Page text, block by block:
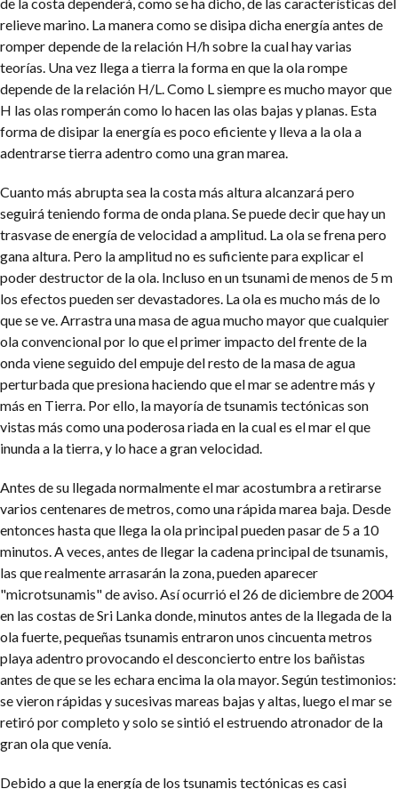
relieve marino. La manera como se disipa dicha energía antes de
romper depende de la relación H/h sobre la cual hay varias
teorías. Una vez llega a tierra la forma en que la ola rompe
depende de la relación H/L. Como L siempre es mucho mayor que
H las olas romperán como lo hacen las olas bajas y planas. Esta
forma de disipar la energía es poco eficiente y lleva a la ola a
adentrarse tierra adentro como una gran marea.
Cuanto más abrupta sea la costa más altura alcanzará pero
seguirá teniendo forma de onda plana. Se puede decir que hay un
trasvase de energía de velocidad a amplitud. La ola se frena pero
gana altura. Pero la amplitud no es suficiente para explicar el
poder destructor de la ola. Incluso en un tsunami de menos de 5 m
los efectos pueden ser devastadores. La ola es mucho más de lo
que se ve. Arrastra una masa de agua mucho mayor que cualquier
ola convencional por lo que el primer impacto del frente de la
onda viene seguido del empuje del resto de la masa de agua
perturbada que presiona haciendo que el mar se adentre más y
más en Tierra. Por ello, la mayoría de tsunamis tectónicas son
vistas más como una poderosa riada en la cual es el mar el que
inunda a la tierra, y lo hace a gran velocidad.
Antes de su llegada normalmente el mar acostumbra a retirarse
varios centenares de metros, como una rápida marea baja. Desde
entonces hasta que llega la ola principal pueden pasar de 5 a 10
minutos. A veces, antes de llegar la cadena principal de tsunamis,
las que realmente arrasarán la zona, pueden aparecer
"microtsunamis" de aviso. Así ocurrió el 26 de diciembre de 2004
en las costas de Sri Lanka donde, minutos antes de la llegada de la
ola fuerte, pequeñas tsunamis entraron unos cincuenta metros
playa adentro provocando el desconcierto entre los bañistas
antes de que se les echara encima la ola mayor. Según testimonios:
se vieron rápidas y sucesivas mareas bajas y altas, luego el mar se
retiró por completo y solo se sintió el estruendo atronador de la
gran ola que venía.
Debido a que la energía de los tsunamis tectónicas es casi